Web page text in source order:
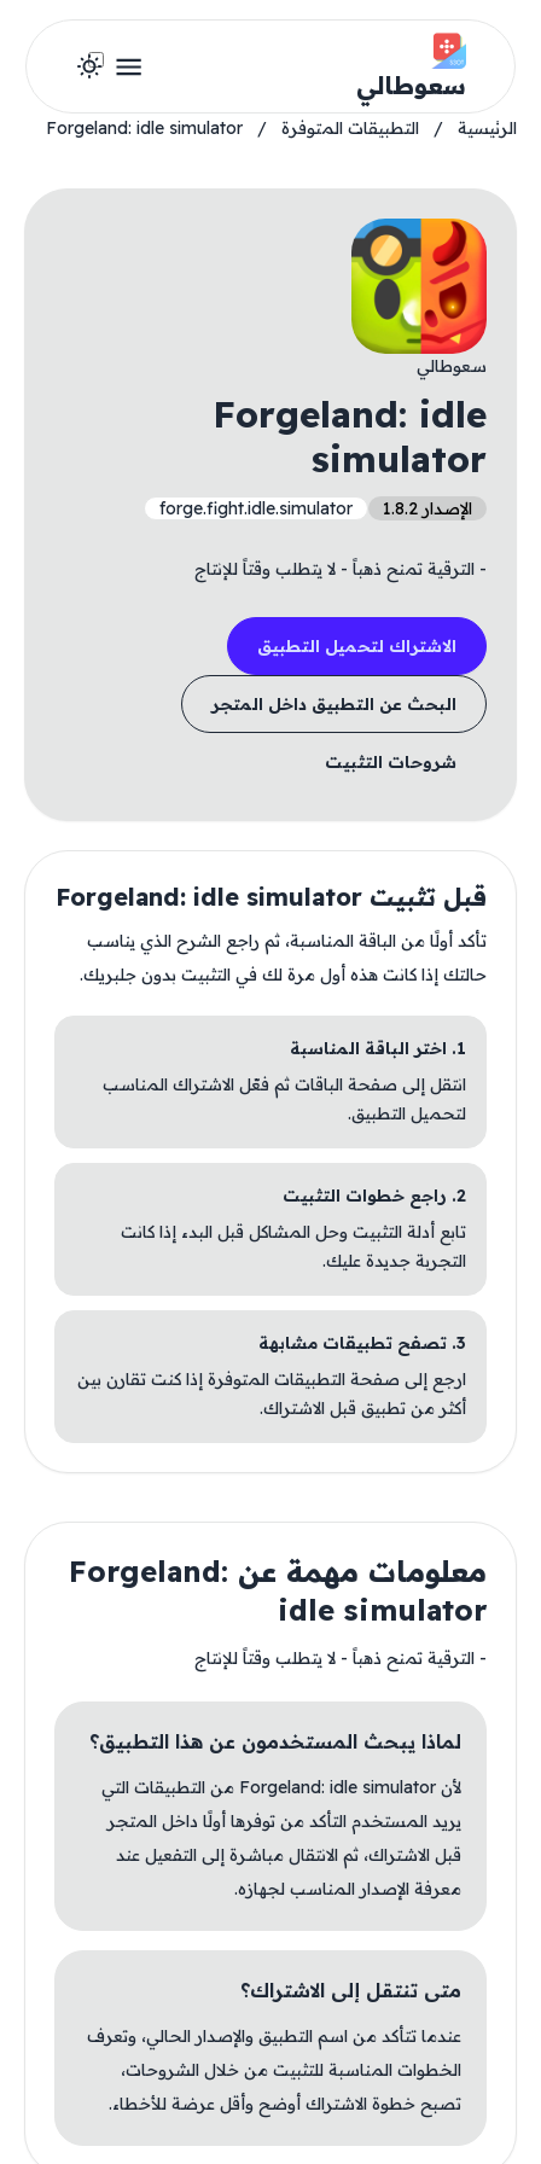
سعوطالي
الرئيسية / التطبيقات المتوفرة /
Forgeland: idle simulator
سعوطالي
Forgeland: idle
simulator
الإصدار 1.8.2 forge.fight.idle.simulator
- الترقية تمنح ذهباً - لا يتطلب وقتاً للإنتاج
الاشتراك لتحميل التطبيق
البحث عن التطبيق داخل المتجر
شروحات التثبيت
قبل تثبيت Forgeland: idle simulator
تأكد أولًا من الباقة المناسبة، ثم راجع الشرح الذي يناسب
حالتك إذا كانت هذه أول مرة لك في التثبيت بدون جلبريك.
1. اختر الباقة المناسبة
انتقل إلى صفحة الباقات ثم فعّل الاشتراك المناسب
لتحميل التطبيق.
2. راجع خطوات التثبيت
تابع أدلة التثبيت وحل المشاكل قبل البدء إذا كانت
التجربة جديدة عليك.
3. تصفح تطبيقات مشابهة
ارجع إلى صفحة التطبيقات المتوفرة إذا كنت تقارن بين
أكثر من تطبيق قبل الاشتراك.
معلومات مهمة عن Forgeland:
idle simulator
- الترقية تمنح ذهباً - لا يتطلب وقتاً للإنتاج
لماذا يبحث المستخدمون عن هذا التطبيق؟
لأن Forgeland: idle simulator من التطبيقات التي
يريد المستخدم التأكد من توفرها أولًا داخل المتجر
قبل الاشتراك، ثم الانتقال مباشرة إلى التفعيل عند
معرفة الإصدار المناسب لجهازه.
متى تنتقل إلى الاشتراك؟
عندما تتأكد من اسم التطبيق والإصدار الحالي، وتعرف
الخطوات المناسبة للتثبيت من خلال الشروحات،
تصبح خطوة الاشتراك أوضح وأقل عرضة للأخطاء.